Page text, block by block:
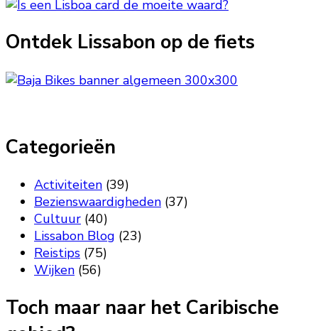
Ontdek Lissabon op de fiets
Categorieën
Activiteiten (39)
Bezienswaardigheden (37)
Cultuur (40)
Lissabon Blog (23)
Reistips (75)
Wijken (56)
Toch maar naar het Caribische